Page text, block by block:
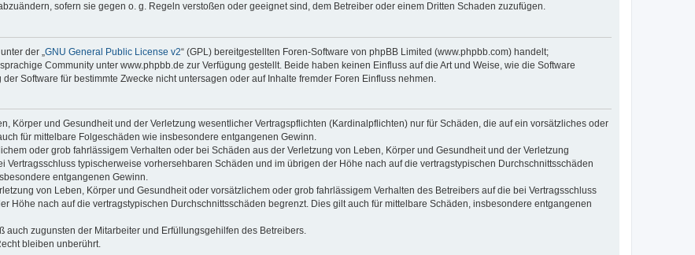
sofern sie gegen o. g. Regeln verstoßen oder geeignet sind, dem Betreiber oder einem Dritten Schaden zuzufügen.
der „ GNU General Public License v2“ (GPL) bereitgestellten Foren-Software von phpBB Limited (www.phpbb.com) handelt;
Community unter www.phpbb.de zur Verfügung gestellt. Beide haben keinen Einfluss auf die Art und Weise, wie die Software
Software für bestimmte Zwecke nicht untersagen oder auf Inhalte fremder Foren Einfluss nehmen.
Körper und Gesundheit und der Verletzung wesentlicher Vertragspflichten (Kardinalpflichten) nur für Schäden, die auf ein vorsätzliches oder
für mittelbare Folgeschäden wie insbesondere entgangenen Gewinn.
oder grob fahrlässigem Verhalten oder bei Schäden aus der Verletzung von Leben, Körper und Gesundheit und der Verletzung
typischerweise vorhersehbaren Schäden und im übrigen der Höhe nach auf die vertragstypischen Durchschnittsschäden
entgangenen Gewinn.
von Leben, Körper und Gesundheit oder vorsätzlichem oder grob fahrlässigem Verhalten des Betreibers auf die bei Vertragsschluss
Höhe nach auf die vertragstypischen Durchschnittsschäden begrenzt. Dies gilt auch für mittelbare Schäden, insbesondere entgangenen
auch zugunsten der Mitarbeiter und Erfüllungsgehilfen des Betreibers.
bleiben unberührt.